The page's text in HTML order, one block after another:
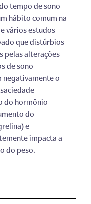
tempo de sono
hábito comum na
vários estudos
que distúrbios
pelas alterações
de sono
negativamente o
do hormônio
do
e
impacta a
do peso.